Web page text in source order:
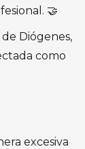
🤝
Diógenes,
como
excesiva